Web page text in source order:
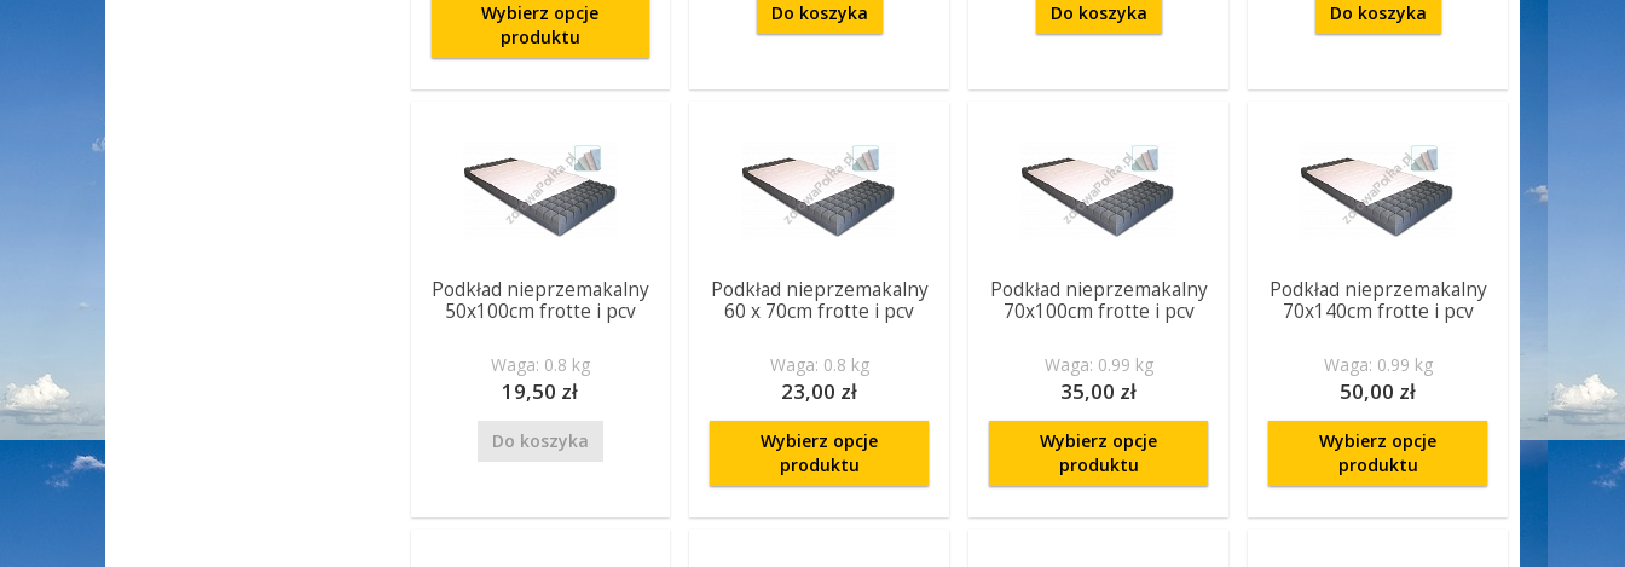
Wybierz opcje
produktu
Do koszyka Do koszyka Do koszyka
Podkład nieprzemakalny
50x100cm frotte i pcv
Waga: 0.8 kg
19,50 zł
Do koszyka
Podkład nieprzemakalny
60 x 70cm frotte i pcv
Waga: 0.8 kg
23,00 zł
Wybierz opcje
produktu
Podkład nieprzemakalny
70x100cm frotte i pcv
Waga: 0.99 kg
35,00 zł
Wybierz opcje
produktu
Podkład nieprzemakalny
70x140cm frotte i pcv
Waga: 0.99 kg
50,00 zł
Wybierz opcje
produktu